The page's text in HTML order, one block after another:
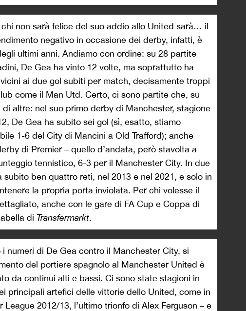
non sarà felice del suo addio allo United sarà… il
negativo in occasione dei derby, infatti, è
ultimi anni. Andiamo con ordine: su 28 partite
De Gea ha vinto 12 volte, ma soprattutto ha
ai due gol subiti per match, decisamente troppi
come il Man Utd. Certo, ci sono partite che, su
altre: nel suo primo derby di Manchester, stagione
De Gea ha subito sei gol (sì, esatto, stiamo
1-6 del City di Mancini a Old Trafford); anche
di Premier – quello d’andata, però stavolta a
tennistico, 6-3 per il Manchester City. In due
subito ben quattro reti, nel 2013 e nel 2021, e solo in
la propria porta inviolata. Per chi volesse il
anche con le gare di FA Cup e Coppa di
di Transfermarkt.
numeri di De Gea contro il Manchester City, si
del portiere spagnolo al Manchester United è
da continui alti e bassi. Ci sono state stagioni in
principali artefici delle vittorie dello United, come in
2012/13, l’ultimo trionfo di Alex Ferguson – e